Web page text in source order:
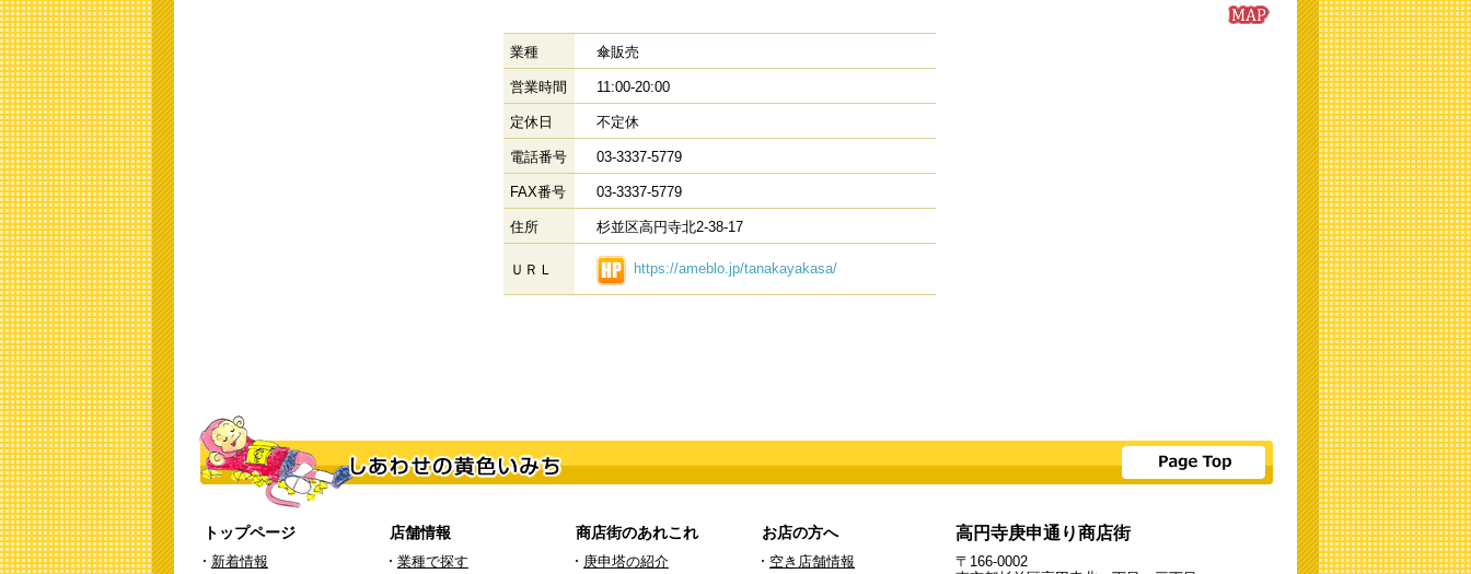
業種 傘販売
営業時間 11:00-20:00
定休日 不定休
電話番号 03-3337-5779
FAX番号 03-3337-5779
住所 杉並区高円寺北2-38-17
ＵＲＬ https://ameblo.jp/tanakayakasa/
トップページ
新着情報
店舗情報
業種で探す
商店街のあれこれ
庚申塔の紹介
お店の方へ
空き店舗情報
高円寺庚申通り商店街
〒166-0002